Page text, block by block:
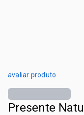
avaliar produto
Presente